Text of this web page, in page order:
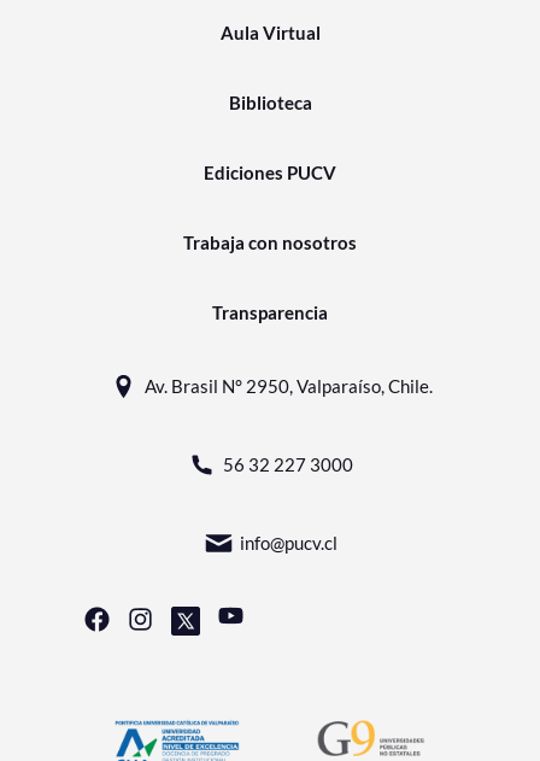
Aula Virtual
Biblioteca
Ediciones PUCV
Trabaja con nosotros
Transparencia
Av. Brasil N° 2950, Valparaíso, Chile.
56 32 227 3000
info@pucv.cl